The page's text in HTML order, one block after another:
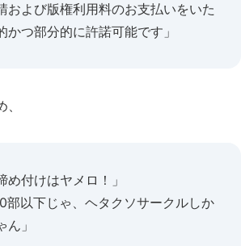
および版権利用料のお支払いをいた
かつ部分的に許諾可能です」
め付けはヤメロ！」
部以下じゃ、ヘタクソサークルしか
」